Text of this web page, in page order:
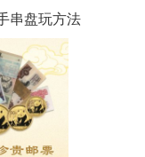
串盘玩方法